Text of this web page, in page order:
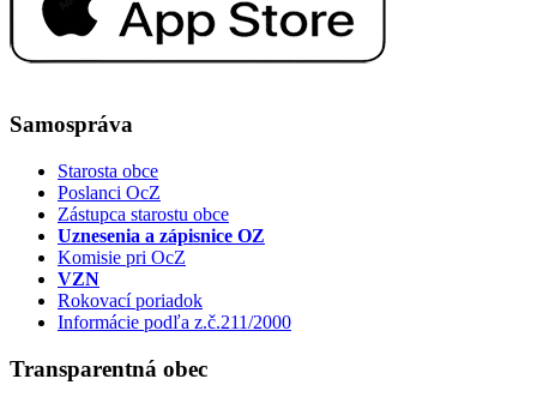
Samospráva
Starosta obce
Poslanci OcZ
Zástupca starostu obce
Uznesenia a zápisnice OZ
Komisie pri OcZ
VZN
Rokovací poriadok
Informácie podľa z.č.211/2000
Transparentná obec